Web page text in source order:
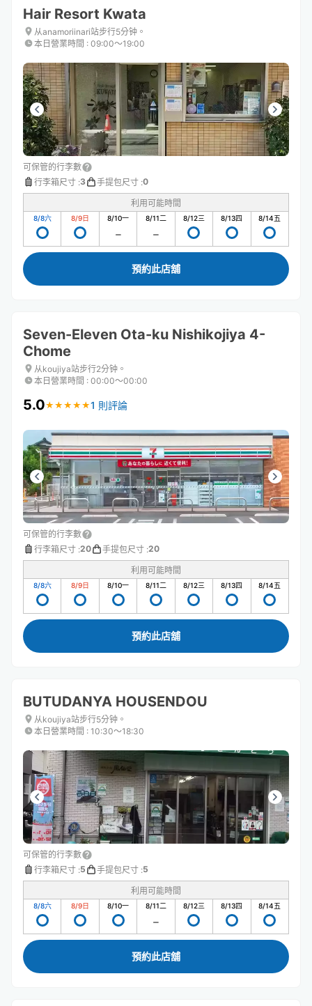
Hair Resort Kwata
从anamoriinari站步行5分钟。
本日營業時間 : 09:00〜19:00
可保管的行李數
行李箱尺寸 :3 手提包尺寸 :0
利用可能時間
8/8六 8/9日 8/10一 8/11二 8/12三 8/13四 8/14五
預約此店舖
Seven-Eleven Ota-ku Nishikojiya 4-
Chome
从koujiya站步行2分钟。
本日營業時間 : 00:00〜00:00
5.0★ ★ ★ ★ ★
★ ★ ★ ★ ★1 則評論
可保管的行李數
行李箱尺寸 :20 手提包尺寸 :20
利用可能時間
8/8六 8/9日 8/10一 8/11二 8/12三 8/13四 8/14五
預約此店舖
BUTUDANYA HOUSENDOU
从koujiya站步行5分钟。
本日營業時間 : 10:30〜18:30
可保管的行李數
行李箱尺寸 :5 手提包尺寸 :5
利用可能時間
8/8六 8/9日 8/10一 8/11二 8/12三 8/13四 8/14五
預約此店舖